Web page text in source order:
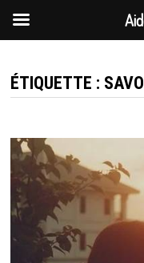
au
contenu
ÉTIQUETTE :